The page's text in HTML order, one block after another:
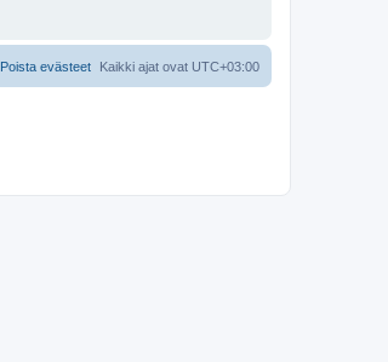
Kaikki ajat ovat UTC+03:00
Poista evästeet